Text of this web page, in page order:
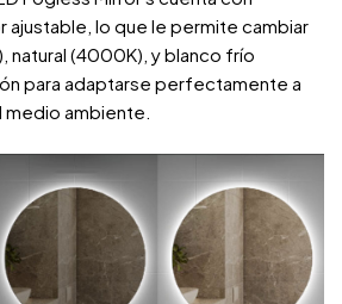
ajustable, lo que le permite cambiar
natural (4000K), y blanco frío
para adaptarse perfectamente a
medio ambiente.